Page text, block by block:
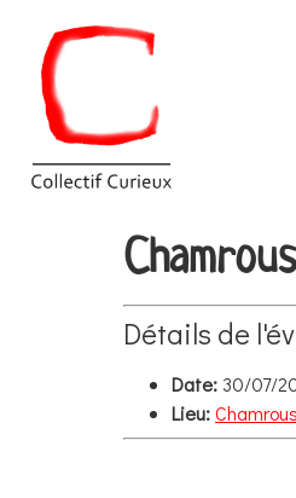
Détails de
Date: 30/07/
Lieu: